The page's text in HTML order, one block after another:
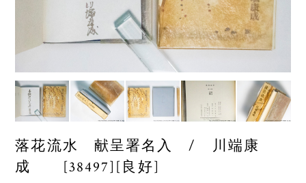
落花流水 献呈署名入 / 川端康
成 [38497][良好]